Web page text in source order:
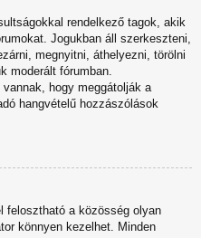
rendelkező tagok, akik
Jogukban áll szerkeszteni,
megnyitni, áthelyezni, törölni
moderált fórumban.
hogy meggátolják a
hangvételű hozzászólások
felosztható a közösség olyan
könnyen kezelhet. Minden